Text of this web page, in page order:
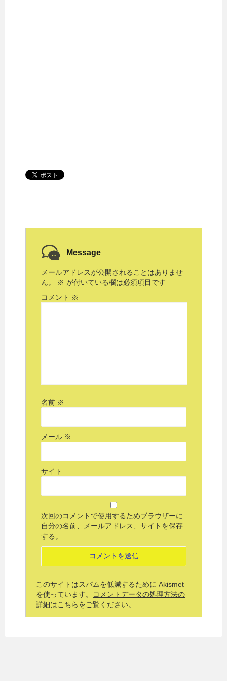
Message
メールアドレスが公開されることはありませ
ん。
※ が付いている欄は必須項目です
コメント ※
名前 ※
メール ※
サイト
次回のコメントで使用するためブラウザーに
自分の名前、メールアドレス、サイトを保存
する。
このサイトはスパムを低減するために Akismet
を使っています。
コメントデータの処理方法の
詳細はこちらをご覧ください。